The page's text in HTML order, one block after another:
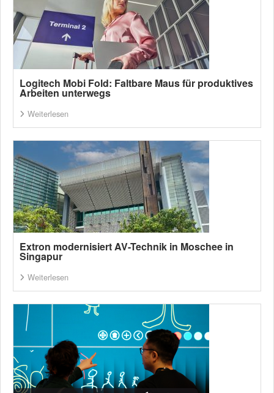
Logitech Mobi Fold: Faltbare Maus für produktives
Arbeiten unterwegs
Weiterlesen
Extron modernisiert AV-Technik in Moschee in
Singapur
Weiterlesen